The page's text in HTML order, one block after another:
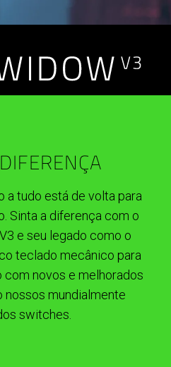
a tudo está de volta para
Sinta a diferença com o
e seu legado como o
teclado mecânico para
com novos e melhorados
nossos mundialmente
switches.